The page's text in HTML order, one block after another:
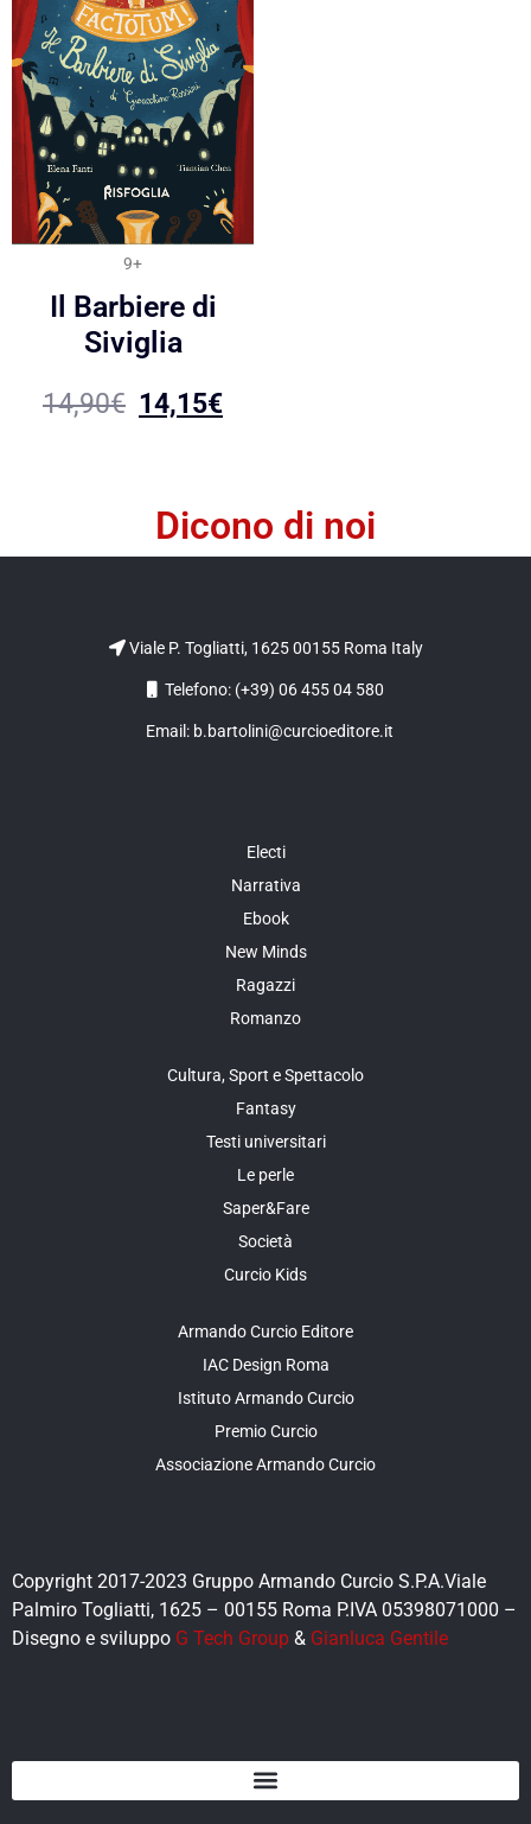
9+
Il Barbiere di
Siviglia
14,90€ 14,15€
Dicono di noi
Viale P. Togliatti, 1625 00155 Roma Italy
Telefono: (+39) 06 455 04 580
Email: b.bartolini@curcioeditore.it
Electi
Narrativa
Ebook
New Minds
Ragazzi
Romanzo
Cultura, Sport e Spettacolo
Fantasy
Testi universitari
Le perle
Saper&Fare
Società
Curcio Kids
Armando Curcio Editore
IAC Design Roma
Istituto Armando Curcio
Premio Curcio
Associazione Armando Curcio
Copyright 2017-2023 Gruppo Armando Curcio S.P.A.Viale
Palmiro Togliatti, 1625 – 00155 Roma P.IVA 05398071000 –
Disegno e sviluppo G Tech Group & Gianluca Gentile